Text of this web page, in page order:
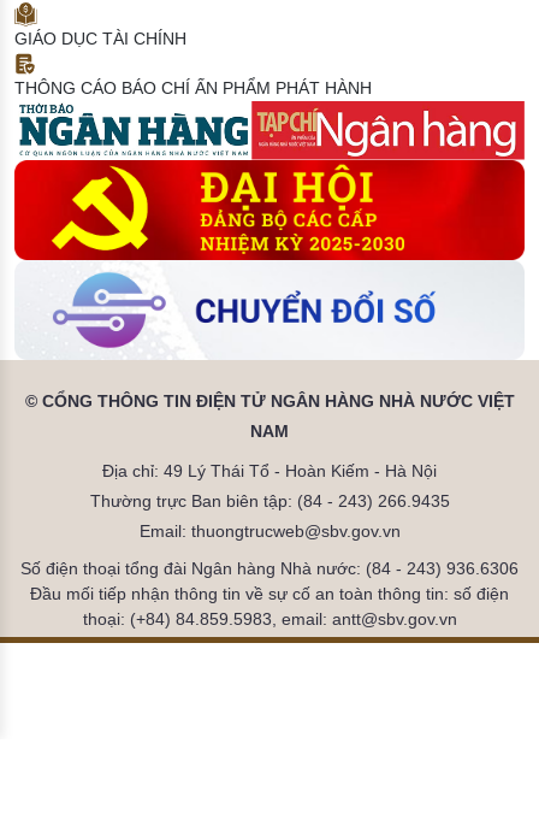
GIÁO DỤC TÀI CHÍNH
THÔNG CÁO BÁO CHÍ ẤN PHẨM PHÁT HÀNH
© CỔNG THÔNG TIN ĐIỆN TỬ NGÂN HÀNG NHÀ NƯỚC VIỆT
NAM
Địa chỉ: 49 Lý Thái Tổ - Hoàn Kiếm - Hà Nội
Thường trực Ban biên tập: (84 - 243) 266.9435
Email: thuongtrucweb@sbv.gov.vn
Số điện thoại tổng đài Ngân hàng Nhà nước: (84 - 243) 936.6306
Đầu mối tiếp nhận thông tin về sự cố an toàn thông tin: số điện
thoại: (+84) 84.859.5983, email: antt@sbv.gov.vn